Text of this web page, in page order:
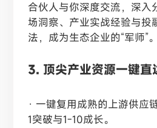
合伙人与你深度交流，深入
场洞察、产业实战经验与投
法，成为生态企业的“军师”。
3. 顶尖产业资源一键直
· 一键复用成熟的上游供应
1突破与1-10成长。